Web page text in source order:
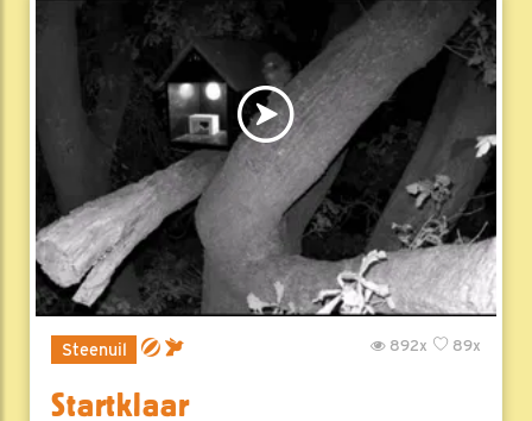
Steenuil 89x
892x
Startklaar